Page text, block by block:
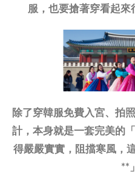
服，也要搶著穿看起來
除了穿韓服免費入宮、拍
計，本身就是一套完美的
得嚴嚴實實，阻擋寒風，
**